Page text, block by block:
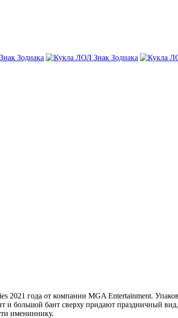
2021 года от компании MGA Entertainment.
и большой бант сверху придают праздничный
имениннику.